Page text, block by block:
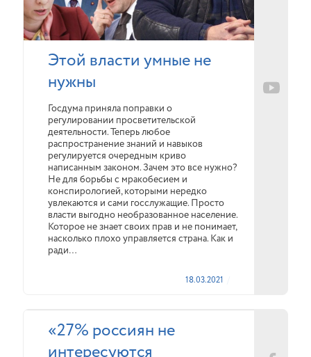
Этой власти умные не
нужны
Госдума приняла поправки о
регулировании просветительской
деятельности. Теперь любое
распространение знаний и навыков
регулируется очередным криво
написанным законом. Зачем это все нужно?
Не для борьбы с мракобесием и
конспирологией, которыми нередко
увлекаются и сами госслужащие. Просто
власти выгодно необразованное население.
Которое не знает своих прав и не понимает,
насколько плохо управляется страна. Как и
ради…
18.03.2021
«27% россиян не
интересуются